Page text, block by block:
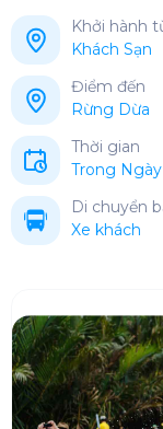
Khởi hành
Khách Sạn
Điểm đến
Rừng Dừa
Thời gian
Trong Ngày
Di chuyển
Xe khách